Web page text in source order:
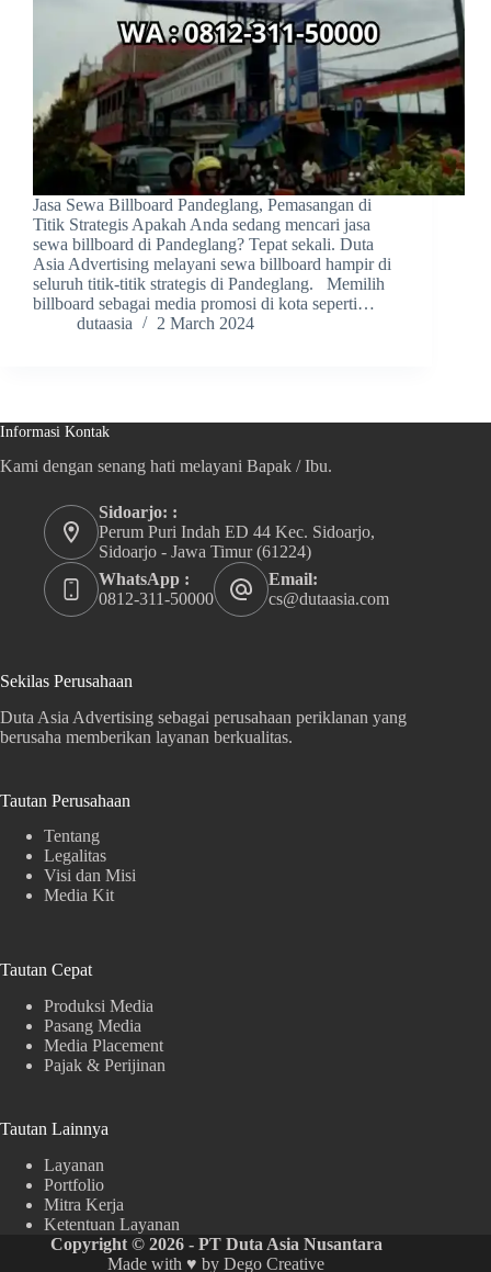
Jasa Sewa Billboard Pandeglang, Pemasangan di
Titik Strategis Apakah Anda sedang mencari jasa
sewa billboard di Pandeglang? Tepat sekali. Duta
Asia Advertising melayani sewa billboard hampir di
seluruh titik-titik strategis di Pandeglang. Memilih
billboard sebagai media promosi di kota seperti…
dutaasia
2 March 2024
Informasi Kontak
Kami dengan senang hati melayani Bapak / Ibu.
Sidoarjo: :
Perum Puri Indah ED 44 Kec. Sidoarjo,
Sidoarjo - Jawa Timur (61224)
WhatsApp :
0812-311-50000
Email:
cs@dutaasia.com
Sekilas Perusahaan
Duta Asia Advertising sebagai perusahaan periklanan yang
berusaha memberikan layanan berkualitas.
Tautan Perusahaan
Tentang
Legalitas
Visi dan Misi
Media Kit
Tautan Cepat
Produksi Media
Pasang Media
Media Placement
Pajak & Perijinan
Tautan Lainnya
Layanan
Portfolio
Mitra Kerja
Ketentuan Layanan
Copyright © 2026 - PT Duta Asia Nusantara
Made with ♥ byDego Creative